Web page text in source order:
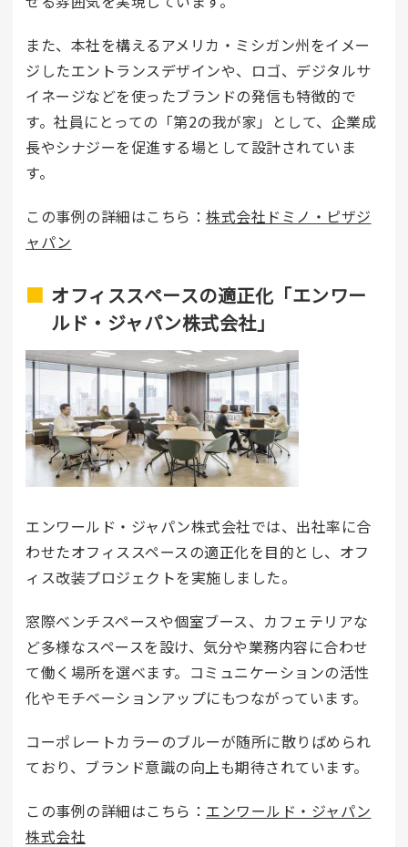
また、本社を構えるアメリカ・ミシガン州をイメー
ジしたエントランスデザインや、ロゴ、デジタルサ
イネージなどを使ったブランドの発信も特徴的で
す。社員にとっての「第2の我が家」として、企業成
長やシナジーを促進する場として設計されていま
す。
この事例の詳細はこちら： 株式会社ドミノ・ピザジ
ャパン
オフィススペースの適正化「エンワー
ルド・ジャパン株式会社」
エンワールド・ジャパン株式会社では、出社率に合
わせたオフィススペースの適正化を目的とし、オフ
ィス改装プロジェクトを実施しました。
窓際ベンチスペースや個室ブース、カフェテリアな
ど多様なスペースを設け、気分や業務内容に合わせ
て働く場所を選べます。コミュニケーションの活性
化やモチベーションアップにもつながっています。
コーポレートカラーのブルーが随所に散りばめられ
ており、ブランド意識の向上も期待されています。
この事例の詳細はこちら： エンワールド・ジャパン
株式会社